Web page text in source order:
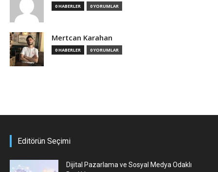
0 HABERLER 0 YORUMLAR
Mertcan Karahan
0 HABERLER 0 YORUMLAR
Editörün Seçimi
Dijital Pazarlama ve Sosyal Medya Odaklı